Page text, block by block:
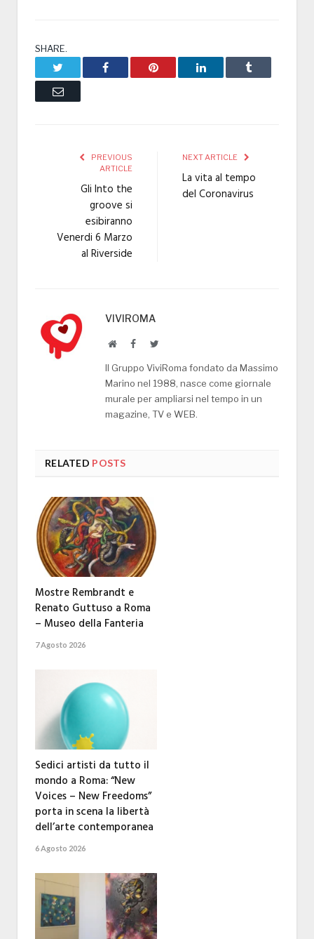
SHARE.
Facebook Pinterest LinkedIn Tumblr
Email
PREVIOUS
ARTICLE
Gli Into the
groove si
esibiranno
Venerdi 6 Marzo
al Riverside
NEXT ARTICLE
La vita al tempo
del Coronavirus
VIVIROMA
WebsiteFacebookTwitter
Il Gruppo ViviRoma fondato da Massimo
Marino nel 1988, nasce come giornale
murale per ampliarsi nel tempo in un
magazine, TV e WEB.
RELATED POSTS
Mostre Rembrandt e
Renato Guttuso a Roma
– Museo della Fanteria
7 Agosto 2026
Sedici artisti da tutto il
mondo a Roma: “New
Voices – New Freedoms”
porta in scena la libertà
dell’arte contemporanea
6 Agosto 2026